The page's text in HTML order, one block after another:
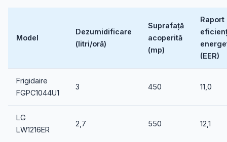
Model
Dezumidificare
(litri/oră)
Suprafață
acoperită
(mp)
Raport
(EER)
Frigidaire
FGPC1044U1
3 450 11,0
LG
LW1216ER
2,7 550 12,1